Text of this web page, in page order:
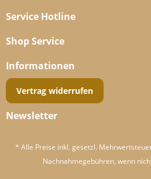
Service Hotline
Shop Service
Informationen
Vertrag widerrufen
Newsletter
* Alle Preise inkl. gesetzl.
Nachnahmegebühren, wenn